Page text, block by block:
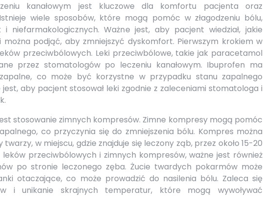
kanałowym jest kluczowe dla komfortu pacjenta oraz
wiele sposobów, które mogą pomóc w złagodzeniu bólu,
niefarmakologicznych. Ważne jest, aby pacjent wiedział, jakie
podjąć, aby zmniejszyć dyskomfort. Pierwszym krokiem w
przeciwbólowych. Leki przeciwbólowe, takie jak paracetamol
przez stomatologów po leczeniu kanałowym. Ibuprofen ma
co może być korzystne w przypadku stanu zapalnego
aby pacjent stosował leki zgodnie z zaleceniami stomatologa i
stosowanie zimnych kompresów. Zimne kompresy mogą pomóc
co przyczynia się do zmniejszenia bólu. Kompres można
w miejscu, gdzie znajduje się leczony ząb, przez około 15-20
przeciwbólowych i zimnych kompresów, ważne jest również
po stronie leczonego zęba. Żucie twardych pokarmów może
otaczające, co może prowadzić do nasilenia bólu. Zaleca się
i unikanie skrajnych temperatur, które mogą wywoływać